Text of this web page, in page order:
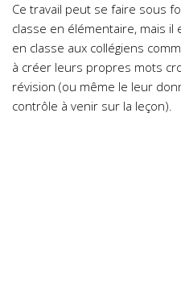
Ce travail peut se faire sous
classe en élémentaire, mais
en classe aux collégiens
à créer leurs propres mots
révision (ou même le leur
contrôle à venir sur la leçon).